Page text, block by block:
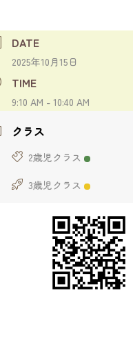
DATE
2025年10月15日
TIME
9:10 AM - 10:40 AM
クラス
2歳児クラス
3歳児クラス